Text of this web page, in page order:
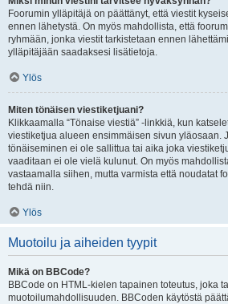
Foorumin ylläpitäjä on päättänyt, että viestit
ennen lähetystä. On myös mahdollista, että
ryhmään, jonka viestit tarkistetaan ennen
ylläpitäjään saadaksesi lisätietoja.
Ylös
Miten tönäisen viestiketjuani?
Klikkaamalla “Tönaise viestiä” -linkkiä, kun
viestiketjua alueen ensimmäisen sivun yläosaan.
tönäiseminen ei ole sallittua tai aika joka
vaaditaan ei ole vielä kulunut. On myös
vastaamalla siihen, mutta varmista että noudatat
tehdä niin.
Ylös
Muotoilu ja aiheiden tyypit
Mikä on BBCode?
BBCode on HTML-kielen tapainen toteutus, joka
muotoilumahdollisuuden. BBCoden käytöstä